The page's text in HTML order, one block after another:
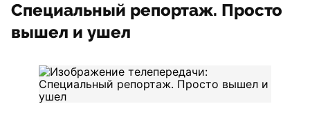
Специальный репортаж. Просто
вышел и ушел